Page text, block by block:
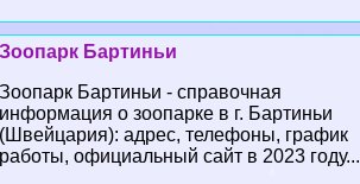
Зоопарк Бартиньи
Зоопарк Бартиньи - справочная
информация о зоопарке в г. Бартиньи
(Швейцария): адрес, телефоны, график
работы, официальный сайт в 2023 году...